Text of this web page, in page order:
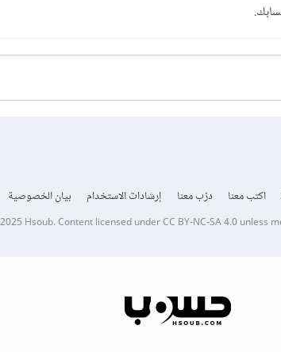
اكتب معنا درّب معنا إرشادات الاستخدام بيان الخصوصية
Hsoub.Content licensed underCC BY-NC-SA 4.0unless